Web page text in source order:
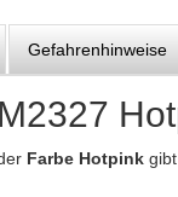
Gefahrenhinweise
Farbe Hotpink